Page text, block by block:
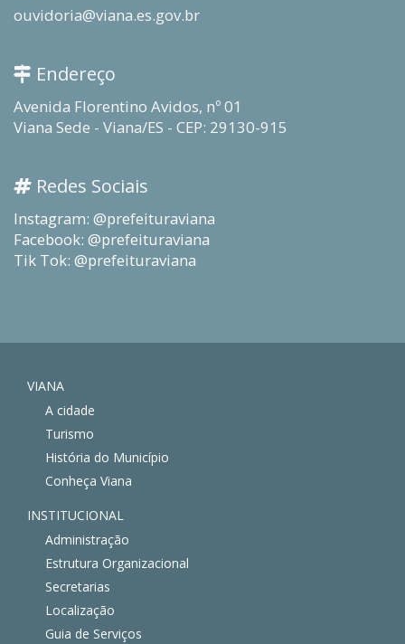
ouvidoria@viana.es.gov.br
Endereço
Avenida Florentino Avidos, nº 01
Viana Sede - Viana/ES - CEP: 29130-915
Redes Sociais
Instagram: @prefeituraviana
Facebook: @prefeituraviana
Tik Tok: @prefeituraviana
VIANA
A cidade
Turismo
História do Município
Conheça Viana
INSTITUCIONAL
Administração
Estrutura Organizacional
Secretarias
Localização
Guia de Serviços